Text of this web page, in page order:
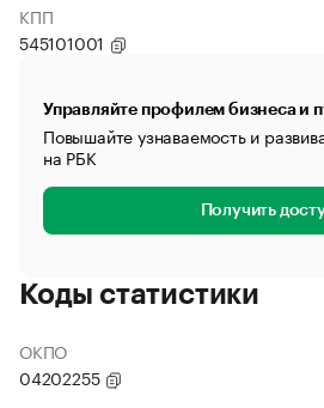
КПП
545101001
Управляйте профилем бизнеса и
Повышайте узнаваемость и
на РБК
Получить
Коды статистики
ОКПО
04202255